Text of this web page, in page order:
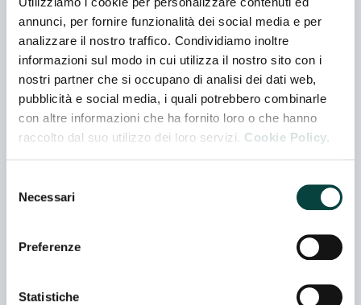
annunci, per fornire funzionalità dei social media e per
analizzare il nostro traffico. Condividiamo inoltre
informazioni sul modo in cui utilizza il nostro sito con i
nostri partner che si occupano di analisi dei dati web,
pubblicità e social media, i quali potrebbero combinarle
con altre informazioni che ha fornito loro o che hanno
raccolto dal suo utilizzo dei loro servizi. Cookie Policy.
delNecessari
Preferenze
Statistiche
ALIMENTALY SRL
Padiglione 02 - Stand J 071
Azienda Rappresentata